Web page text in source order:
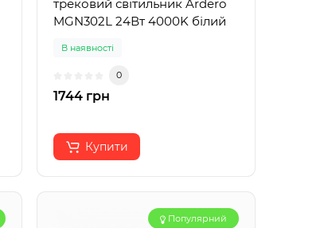
трековий світильник Ardero
MGN302L 24Вт 4000K білий
В наявності
0
1744 грн
Купити
Популярний